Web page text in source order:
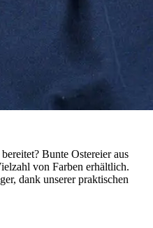
Bunte Ostereier aus
von Farben erhältlich.
dank unserer praktischen